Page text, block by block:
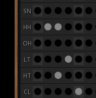
SN
HH
OH
LT
HT
CL